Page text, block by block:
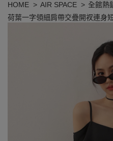
HOME AIR SPACE 全館熱
荷葉一字領細肩帶交疊開衩連身